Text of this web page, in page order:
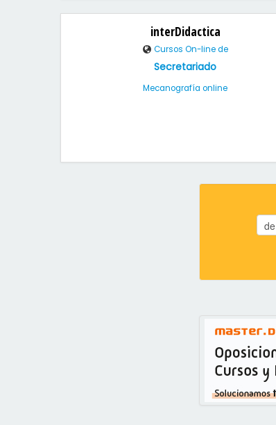
interDidactica
Cursos On-line de
Secretariado
Mecanografía online